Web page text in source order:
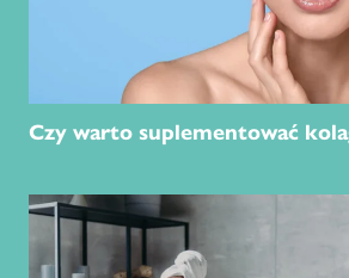
Czy warto suplementować